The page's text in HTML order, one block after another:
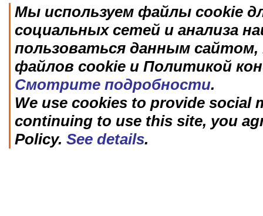
Мы используем файлы cookie
социальных сетей и анализа
пользоваться данным
файлов cookie и Политикой
Смотрите подробности.
We use cookies to provide social
continuing to use this site, you
Policy. See details.